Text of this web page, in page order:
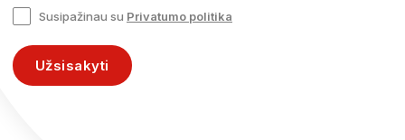
Susipažinau su Privatumo politika
Užsisakyti